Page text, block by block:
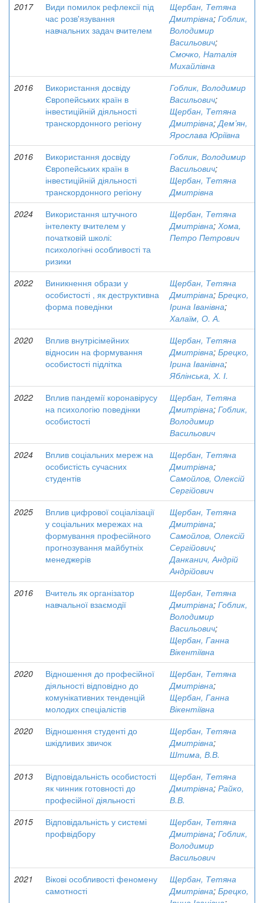
2017
Види помилок рефлексії під
час розв'язування
навчальних задач вчителем
Щербан, Тетяна
Дмитрівна; Гоблик,
Володимир
Васильович;
Смочко, Наталія
Михайлівна
2016
Використання досвіду
Європейських країн в
інвестиційній діяльності
транскордонного регіону
Гоблик, Володимир
Васильович;
Щербан, Тетяна
Дмитрівна;Дем’ян,
Ярослава Юріївна
2016
Використання досвіду
Європейських країн в
інвестиційній діяльності
транскордонного регіону
Гоблик, Володимир
Васильович;
Щербан, Тетяна
Дмитрівна
2024
Використання штучного
інтелекту вчителем у
початковій школі:
психологічні особливості та
ризики
Щербан, Тетяна
Дмитрівна; Хома,
Петро Петрович
2022
Виникнення образи у
особистості , як деструктивна
форма поведінки
Щербан, Тетяна
Дмитрівна; Брецко,
Ірина Іванівна;
Халаїм, О. А.
2020
Вплив внутрісімейних
відносин на формування
особистості підлітка
Щербан, Тетяна
Дмитрівна; Брецко,
Ірина Іванівна;
Яблінська, Х. І.
2022
Вплив пандемії коронавірусу
на психологію поведінки
особистості
Щербан, Тетяна
Дмитрівна; Гоблик,
Володимир
Васильович
2024
Вплив соціальних мереж на
особистість сучасних
студентів
Щербан, Тетяна
Дмитрівна;
Самойлов, Олексій
Сергійович
2025
Вплив цифрової соціалізації
у соціальних мережах на
формування професійного
прогнозування майбутніх
менеджерів
Щербан, Тетяна
Дмитрівна;
Самойлов, Олексій
Сергійович;
Данканич, Андрій
Андрійович
2016
Вчитель як організатор
навчальної взаємодії
Щербан, Тетяна
Дмитрівна; Гоблик,
Володимир
Васильович;
Щербан, Ганна
Вікентіївна
2020
Відношення до професійної
діяльності відповідно до
комунікативних тенденцій
молодих спеціалістів
Щербан, Тетяна
Дмитрівна;
Щербан, Ганна
Вікентіївна
2020
Відношення студенті до
шкідливих звичок
Щербан, Тетяна
Дмитрівна;
Штима, В.В.
2013
Відповідальність особистості
як чинник готовності до
професійної діяльності
Щербан, Тетяна
Дмитрівна; Райко,
В.В.
2015
Відповідальність у системі
профвідбору
Щербан, Тетяна
Дмитрівна; Гоблик,
Володимир
Васильович
2021
Вікові особливості феномену
самотності
Щербан, Тетяна
Дмитрівна; Брецко,